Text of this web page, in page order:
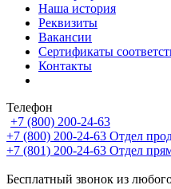
Наша история
Реквизиты
Вакансии
Сертификаты
Контакты
Телефон
+7 (800) 200-24-63
+7 (800) 200-24-63 Отдел
+7 (801) 200-24-63 Отдел
Бесплатный звонок из